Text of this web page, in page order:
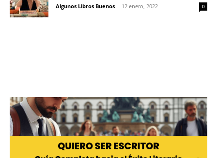
Algunos Libros Buenos - 12 enero, 2022 0